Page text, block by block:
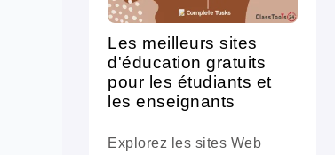
Les meilleurs sites
d'éducation gratuits
pour les étudiants et
les enseignants
Explorez les sites Web